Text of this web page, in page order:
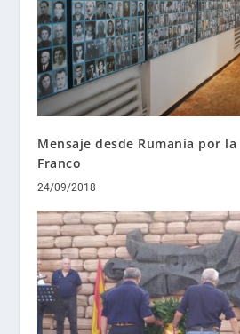
Mensaje desde Rumanía por
Franco
24/09/2018